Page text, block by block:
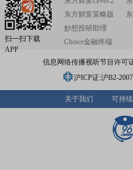
扫一扫下载
APP
东方财富策略版
妙想投研助理
Choice金融终端
信息网络传播视听节目许可
沪ICP证:沪B2-
关于我们 可持